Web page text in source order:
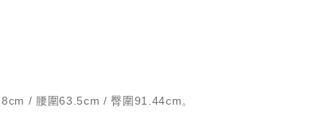
/ 腰圍63.5cm / 臀圍91.44cm。